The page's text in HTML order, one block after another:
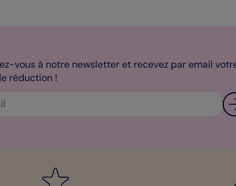
vous à notre newsletter et recevez par email
réduction !